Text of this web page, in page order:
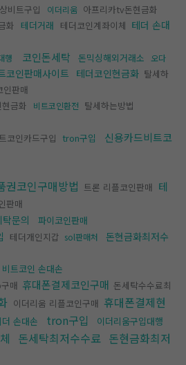
비트구입 이더리움 아프리카tv돈현금화
화 테더거래 테더코인계좌이체 테더 손대
행 코인돈세탁 돈믹싱해외거래소
오다
코인판매사이트 테더코인현금화 탈세하
인판매
금화 비트코인환전 탈세하는방법
코인카드구입 tron구입
신용카드비트코
권코인구매방법 트론 리플코인판매 테
판매
문의 파이코인판매
테더개인지갑 sol판매처
돈현금화최저수
비트코인 손대손
매 휴대폰결제코인구매 돈세탁수수료최
이더리움 리플코인구매 휴대폰결제현
손대손 tron구입
이더리움구입대행
돈세탁최저수수료 돈현금화최저